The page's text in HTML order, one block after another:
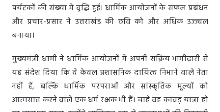
पर्यटकों की संख्या में वृद्धि हुई। धार्मिक आयोजनों के सफल प्रबंधन
और प्रचार-प्रसार ने उत्तराखंड की छवि को और अधिक उज्ज्वल
बनाया।
मुख्यमंत्री धामी ने धार्मिक आयोजनों में अपनी सक्रिय भागीदारी से
यह संदेश दिया कि वे केवल प्रशासनिक दायित्व निभाने वाले नेता
नहीं हैं, बल्कि धार्मिक परंपराओं और सांस्कृतिक मूल्यों को
आत्मसात करने वाले एक धर्म रक्षक भी हैं। चाहे वह कावड़ यात्रा हो